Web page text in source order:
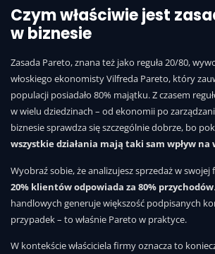
Czym właściwie jest
w biznesie
Zasada Pareto, znana też jako reguła 20/80,
włoskiego ekonomisty Vilfreda Pareto, który
populacji posiadało 80% majątku. Z czasem
w wielu dziedzinach – od ekonomii po
biznesie sprawdza się szczególnie dobrze, bo
wszystkie działania mają taki sam wpływ na
Wyobraź sobie, że analizujesz sprzedaż w swojej
20% klientów odpowiada za 80% przychodów
handlowych generuje większość podpisanych
przypadek – to właśnie Pareto w praktyce.
W kontekście właściciela firmy oznacza to